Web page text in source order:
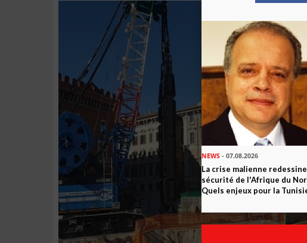
NEWS - 07.08.2026
La crise malienne
sécurité de l'Afrique du
Quels enjeux pour la